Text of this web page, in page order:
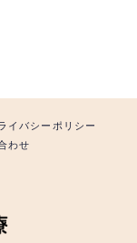
イバシーポリシー
わせ